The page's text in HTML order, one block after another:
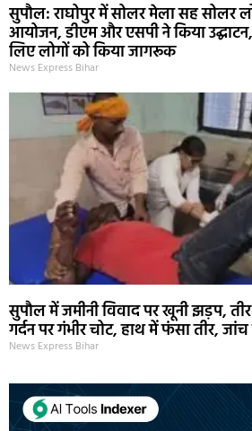
सुपौल: राघोपुर में सोलर मेला सह सोलर
आयोजन, डीएम और एसपी ने किया
लिए लोगों को किया जागरूक
News Express Bihar
सुपौल में जमीनी विवाद पर खूनी झड़प,
गर्दन पर गंभीर चोट, हाथ में फंसा तीर,
News Express Bihar